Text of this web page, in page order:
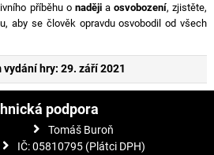
příběhu o nadějia osvobození, zjistěte,
aby se člověk opravdu osvobodil od všech
vydání hry: 29. září 2021
podpora
Tomáš Buroň
IČ: 05810795 (Plátci DPH)